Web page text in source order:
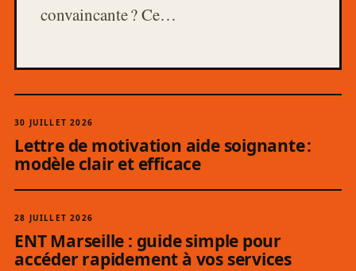
convaincante ? Ce…
30 JUILLET 2026
Lettre de motivation aide soignante :
modèle clair et efficace
28 JUILLET 2026
ENT Marseille : guide simple pour
accéder rapidement à vos services